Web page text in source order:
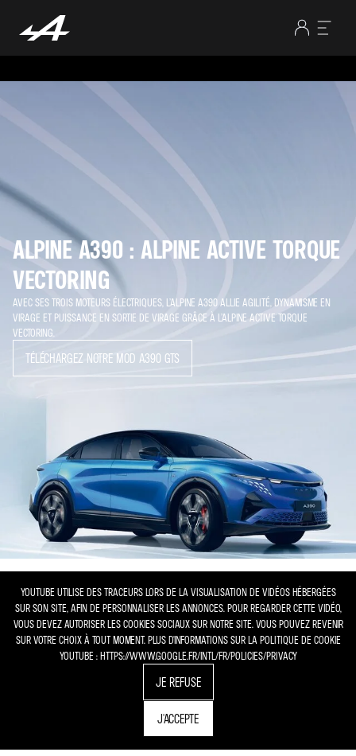
ALPINE A390 : ALPINE ACTIVE TORQUE
VECTORING
AVEC SES TROIS MOTEURS ÉLECTRIQUES, L’ALPINE A390 ALLIE AGILITÉ, DYNAMISME EN
VIRAGE ET PUISSANCE EN SORTIE DE VIRAGE GRÂCE À L’ALPINE ACTIVE TORQUE
VECTORING.
TÉLÉCHARGEZ NOTRE MOD A390 GTS
YOUTUBE UTILISE DES TRACEURS LORS DE LA VISUALISATION DE VIDÉOS HÉBERGÉES
SUR SON SITE, AFIN DE PERSONNALISER LES ANNONCES. POUR REGARDER CETTE VIDÉO,
VOUS DEVEZ AUTORISER LES COOKIES SOCIAUX SUR NOTRE SITE. VOUS POUVEZ REVENIR
SUR VOTRE CHOIX À TOUT MOMENT. PLUS D'INFORMATIONS SUR LA POLITIQUE DE COOKIE
YOUTUBE : HTTPS://WWW.GOOGLE.FR/INTL/FR/POLICIES/PRIVACY
JE REFUSE
J'ACCEPTE